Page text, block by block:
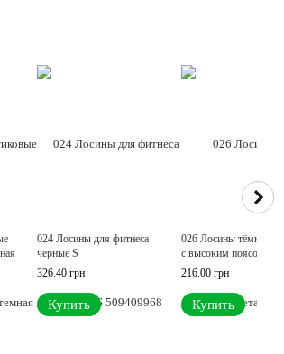
024 Лосины для фитнеса
черные S
326.40 грн
Купить
026 Лосины тёмно
с высоким поясом S
216.00 грн
Купить